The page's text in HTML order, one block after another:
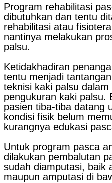
Program rehabilitasi
dibutuhkan dan tentu
rehabilitasi atau
nantinya melakukan
palsu.
Ketidakhadiran
tentu menjadi
teknisi kaki palsu
pengukuran kaki palsu.
pasien tiba-tiba datang
kondisi fisik belum
kurangnya edukasi
Untuk program pasca
dilakukan pembalutan
sudah diamputasi, baik
maupun amputasi di